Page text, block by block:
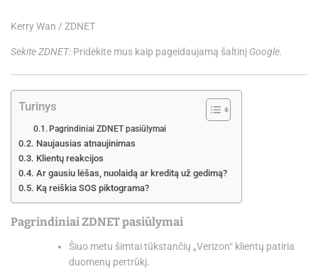
Kerry Wan / ZDNET
Sekite ZDNET: Pridėkite mus kaip pageidaujamą šaltinį Google.
Turinys
Pagrindiniai ZDNET pasiūlymai
Naujausias atnaujinimas
Klientų reakcijos
Ar gausiu lėšas, nuolaidą ar kreditą už gedimą?
Ką reiškia SOS piktograma?
Pagrindiniai ZDNET pasiūlymai
Šiuo metu šimtai tūkstančių „Verizon“ klientų patiria
duomenų pertrūkį.